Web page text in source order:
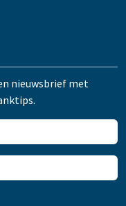
nieuwsbrief met